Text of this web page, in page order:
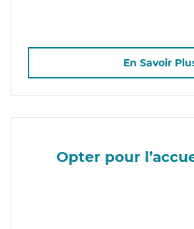
En Savoir
Opter pour